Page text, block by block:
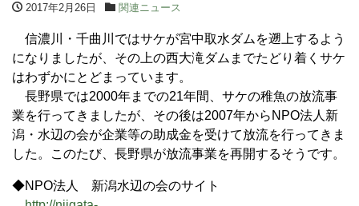
2017年2月26日 関連ニュース
信濃川・千曲川ではサケが宮中取水ダムを遡上するよう
になりましたが、その上の西大滝ダムまでたどり着くサケ
はわずかにとどまっています。
長野県では2000年までの21年間、サケの稚魚の放流事
業を行ってきましたが、その後は2007年からNPO法人新
潟・水辺の会が企業等の助成金を受けて放流を行ってきま
した。このたび、長野県が放流事業を再開するそうです。
◆NPO法人 新潟水辺の会のサイト